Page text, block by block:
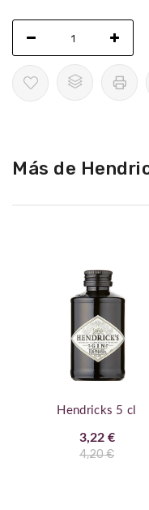
Más de
Hendricks 5 cl
3,22 €
4,20 €